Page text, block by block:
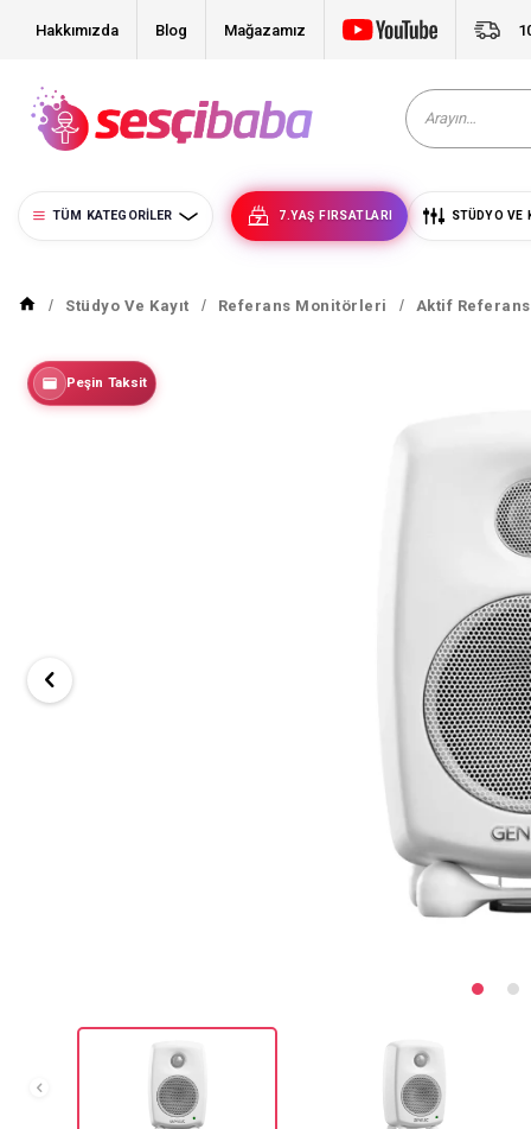
Hakkımızda Blog Mağazamız
TÜM KATEGORILER 7.YAŞ FIRSATLARI STÜDYO VE
Stüdyo Ve Kayıt Referans Monitörleri Aktif
Peşin Taksit